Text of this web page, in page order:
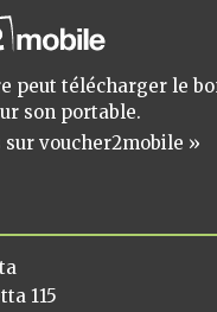
peut télécharger le
son portable.
voucher2mobile »
115